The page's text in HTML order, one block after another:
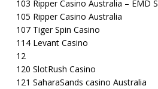
103 Ripper Casino Australia – EMD S
105 Ripper Casino Australia
107 Tiger Spin Casino
114 Levant Casino
12
120 SlotRush Casino
121 SaharaSands casino Australia